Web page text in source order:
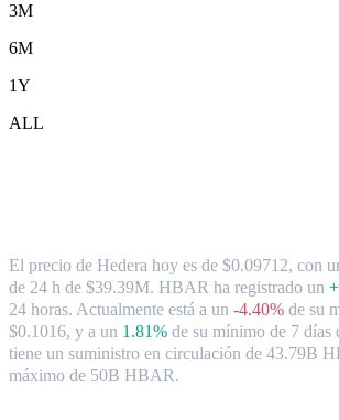
3M
6M
1Y
ALL
El precio de Hedera hoy es de $0.09712, con
de 24 h de $39.39M. HBAR ha registrado un
24 horas. Actualmente está a un -4.40% de su
$0.1016, y a un 1.81% de su mínimo de 7 días
tiene un suministro en circulación de 43.79B
máximo de 50B HBAR.